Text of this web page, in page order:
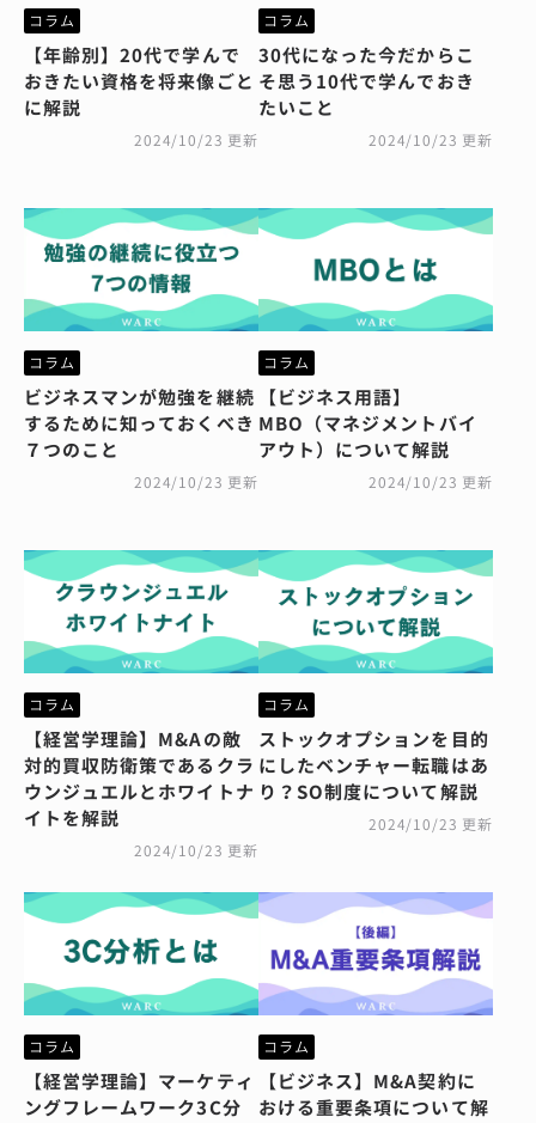
コラム
【年齢別】20代で学んで
おきたい資格を将来像ごと
に解説
2024/10/23 更新
コラム
30代になった今だからこ
そ思う10代で学んでおき
たいこと
2024/10/23 更新
コラム
ビジネスマンが勉強を継続
するために知っておくべき
７つのこと
2024/10/23 更新
コラム
【ビジネス用語】
MBO（マネジメントバイ
アウト）について解説
2024/10/23 更新
コラム
【経営学理論】M&Aの敵
対的買収防衛策であるクラ
ウンジュエルとホワイトナ
イトを解説
2024/10/23 更新
コラム
ストックオプションを目的
にしたベンチャー転職はあ
り？SO制度について解説
2024/10/23 更新
コラム
【経営学理論】マーケティ
ングフレームワーク3C分
コラム
【ビジネス】M&A契約に
おける重要条項について解